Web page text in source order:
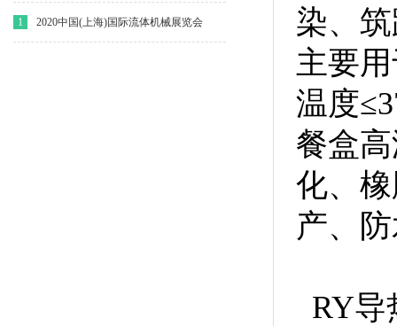
博览会
1 2020中国(上海)国际流体机械展览会
染、
主要
温度
餐盒
化、
产、
RY导